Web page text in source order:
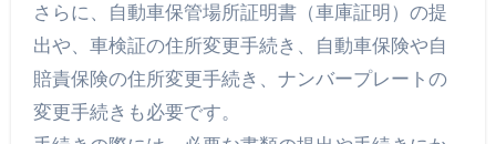
さらに、自動車保管場所証明書（車庫証明）の提
出や、車検証の住所変更手続き、自動車保険や自
賠責保険の住所変更手続き、ナンバープレートの
変更手続きも必要です。